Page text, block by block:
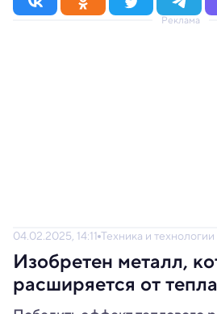
Реклама
04.02.2025, 14:11 Техника и технологии
Изобретен металл,
расширяется от тепла